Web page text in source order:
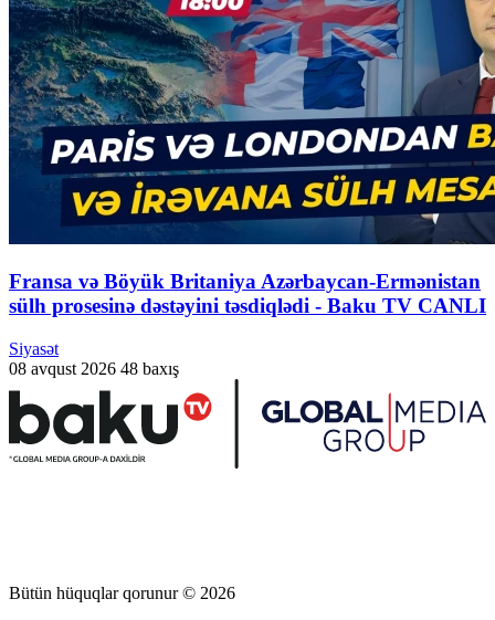
Fransa və Böyük Britaniya Azərbaycan-Ermənistan
sülh prosesinə dəstəyini təsdiqlədi - Baku TV CANLI
Siyasət
08 avqust 2026 48 baxış
Bütün hüquqlar qorunur © 2026